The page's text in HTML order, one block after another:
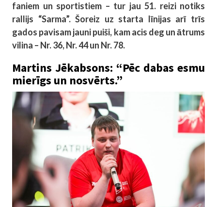
faniem un sportistiem – tur jau 51. reizi notiks
rallijs “Sarma”. Šoreiz uz starta līnijas arī trīs
gados pavisam jauni puiši, kam acis deg un ātrums
vilina – Nr. 36, Nr. 44 un Nr. 78.
Martins Jēkabsons: “Pēc dabas esmu
mierīgs un nosvērts.”